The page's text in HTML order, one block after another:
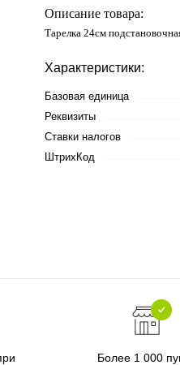
Описание товара:
Тарелка 24см
Характеристики:
Базовая единица
Реквизиты
Ставки налогов
ШтрихКод
Более 1 000